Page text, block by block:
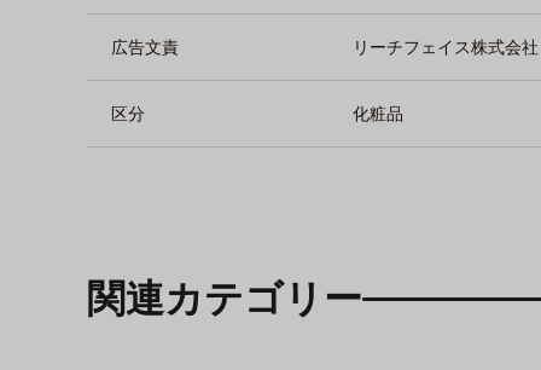
広告文責 リーチフェイス株式会
区分 化粧品
関連カテゴリー